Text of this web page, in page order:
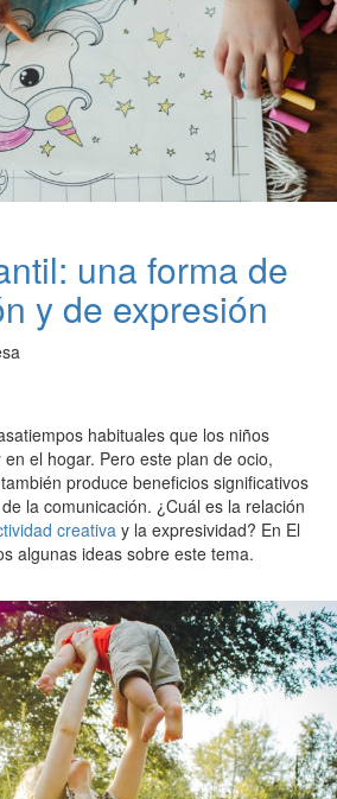
una forma de
y de expresión
habituales que los niños
el hogar. Pero este plan de ocio,
produce beneficios significativos
la comunicación. ¿Cuál es la relación
creativa y la expresividad? En El
algunas ideas sobre este tema.